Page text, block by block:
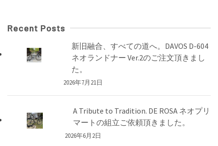
Recent Posts
新旧融合、すべての道へ。DAVOS D-604
ネオランドナー Ver.2のご注文頂きまし
た。
2026年7月21日
A Tribute to Tradition. DE ROSA ネオプリ
マートの組立ご依頼頂きました。
2026年6月2日